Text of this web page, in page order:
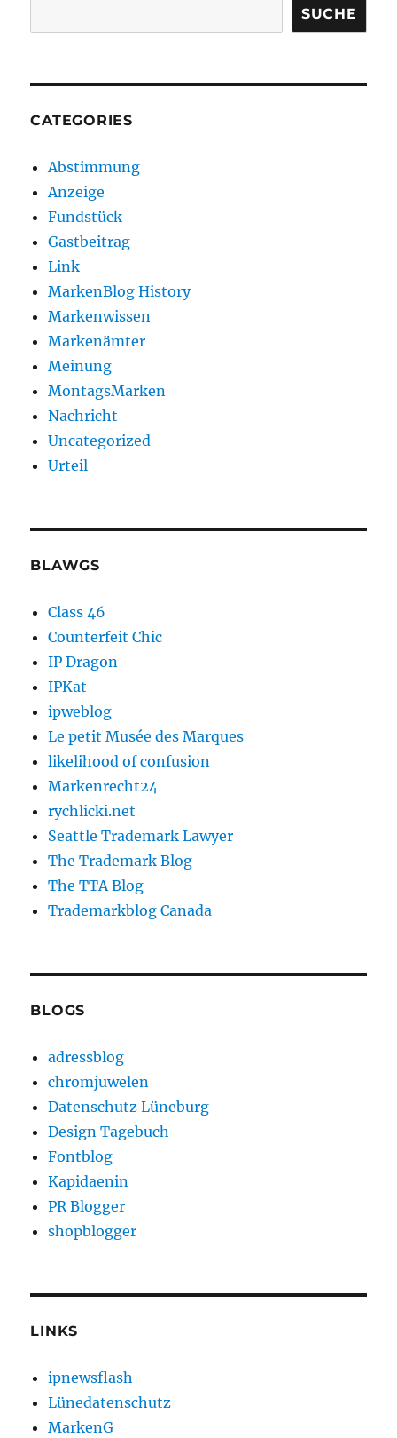
SUCHE
CATEGORIES
Abstimmung
Anzeige
Fundstück
Gastbeitrag
Link
MarkenBlog History
Markenwissen
Markenämter
Meinung
MontagsMarken
Nachricht
Uncategorized
Urteil
BLAWGS
Class 46
Counterfeit Chic
IP Dragon
IPKat
ipweblog
Le petit Musée des Marques
likelihood of confusion
Markenrecht24
rychlicki.net
Seattle Trademark Lawyer
The Trademark Blog
The TTA Blog
Trademarkblog Canada
BLOGS
adressblog
chromjuwelen
Datenschutz Lüneburg
Design Tagebuch
Fontblog
Kapidaenin
PR Blogger
shopblogger
LINKS
ipnewsflash
Lünedatenschutz
MarkenG